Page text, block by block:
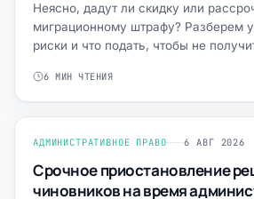
Неясно, дадут ли скидку или
миграционному штрафу? Разберем
риски и что подать, чтобы не
6 МИН ЧТЕНИЯ
АДМИНИСТРАТИВНОЕ ПРАВО 6 АВГ 2026
Срочное приостановление
чиновников на время